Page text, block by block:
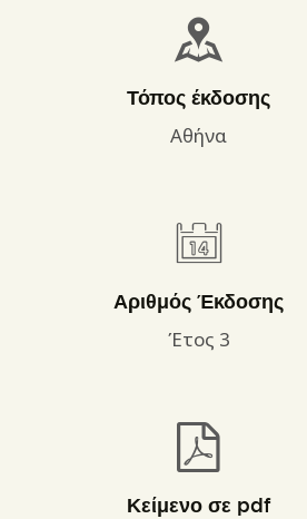
Τόπος έκδοσης
Αθήνα
Αριθμός Έκδοσης
Έτος 3
Κείμενο σε pdf